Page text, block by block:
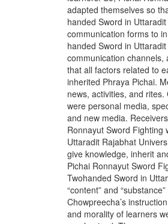
adapted themselves so
handed Sword in
communication forms to
handed Sword in
communication channels,
that all factors related to
inherited Phraya Pichai.
news, activities, and
were personal media,
and new media.
Ronnayut Sword Fighting
Uttaradit Rajabhat
give knowledge, inherit
Pichai Ronnayut Sword
Twohanded Sword in
“content” and
Chowpreecha’s
and morality of learners